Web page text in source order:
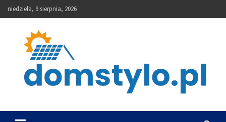
Skip
to
niedziela, 9 sierpnia, 2026
DomStylo